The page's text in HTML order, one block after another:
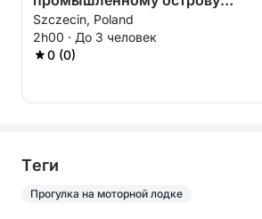
Яскулча – откройте для себя
забытую сторону Щецина
Szczecin, Poland
2h00 · До 3 человек
0 (0)
Tеги
Прогулка на моторной лодке